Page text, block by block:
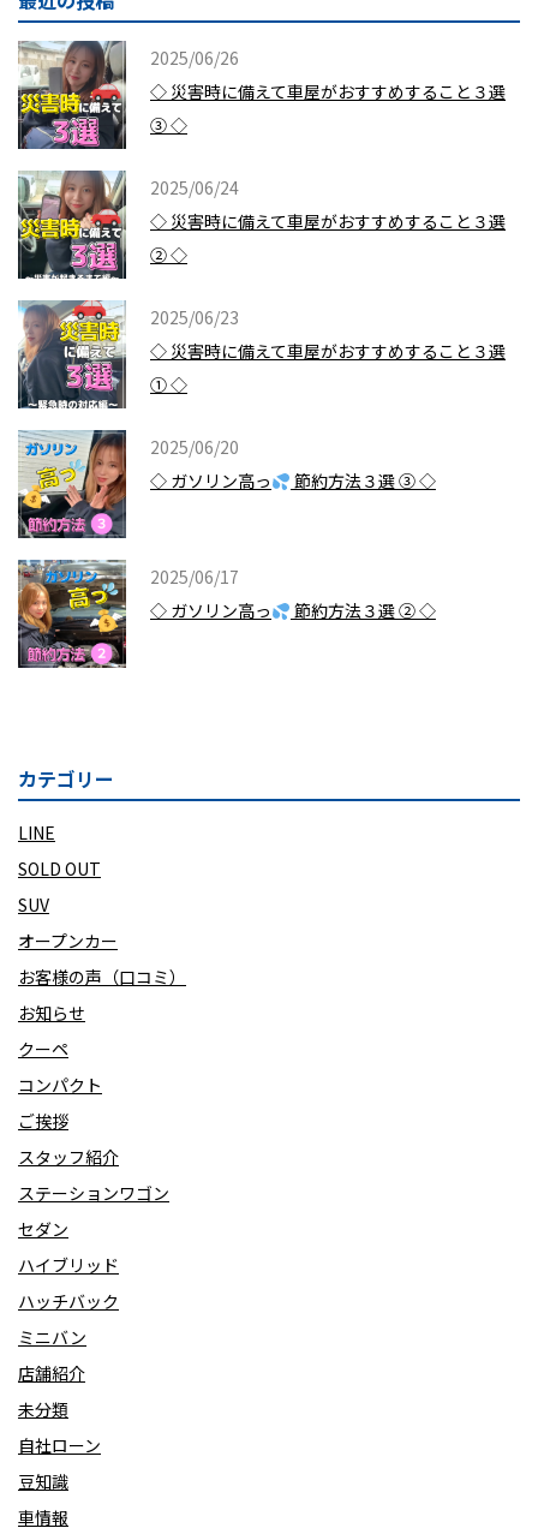
2025/06/26
◇ 災害時に備えて車屋がおすすめすること３選
③ ◇
2025/06/24
◇ 災害時に備えて車屋がおすすめすること３選
② ◇
2025/06/23
◇ 災害時に備えて車屋がおすすめすること３選
① ◇
2025/06/20
◇ ガソリン高っ
節約方法３選 ③ ◇
2025/06/17
◇ ガソリン高っ
節約方法３選 ② ◇
カテゴリー
LINE
SOLD OUT
SUV
オープンカー
お客様の声（口コミ）
お知らせ
クーペ
コンパクト
ご挨拶
スタッフ紹介
ステーションワゴン
セダン
ハイブリッド
ハッチバック
ミニバン
店舗紹介
未分類
自社ローン
豆知識
車情報